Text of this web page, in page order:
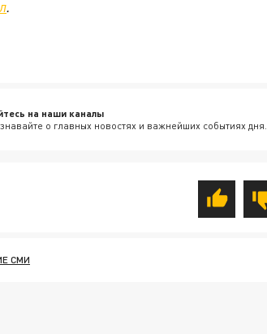
.
на наши каналы
о главных новостях и важнейших событиях дня.
СМИ